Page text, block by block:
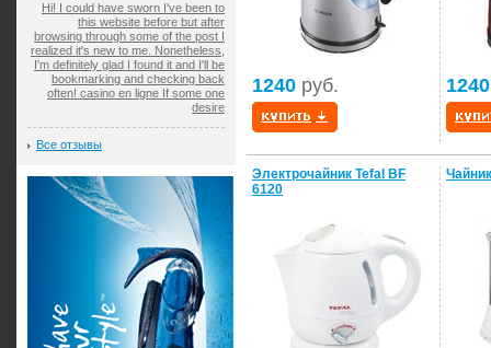
1240 руб. 1240
Электрочайник Tefal BF
6120
Hi! I could have sworn I've been to
this website before but after
browsing through some of the post I
realized it's new to me. Nonetheless,
I'm definitely glad I found it and I'll be
bookmarking and checking back
often! casino en ligne If some one
desire
Все отзывы